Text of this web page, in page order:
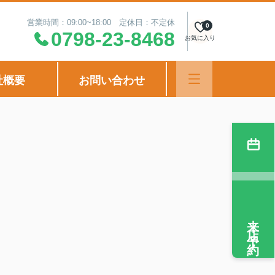
営業時間：09:00~18:00 定休日：不定休
0798-23-8468 お気に入り
0
概要 お問い合わせ
来店予約